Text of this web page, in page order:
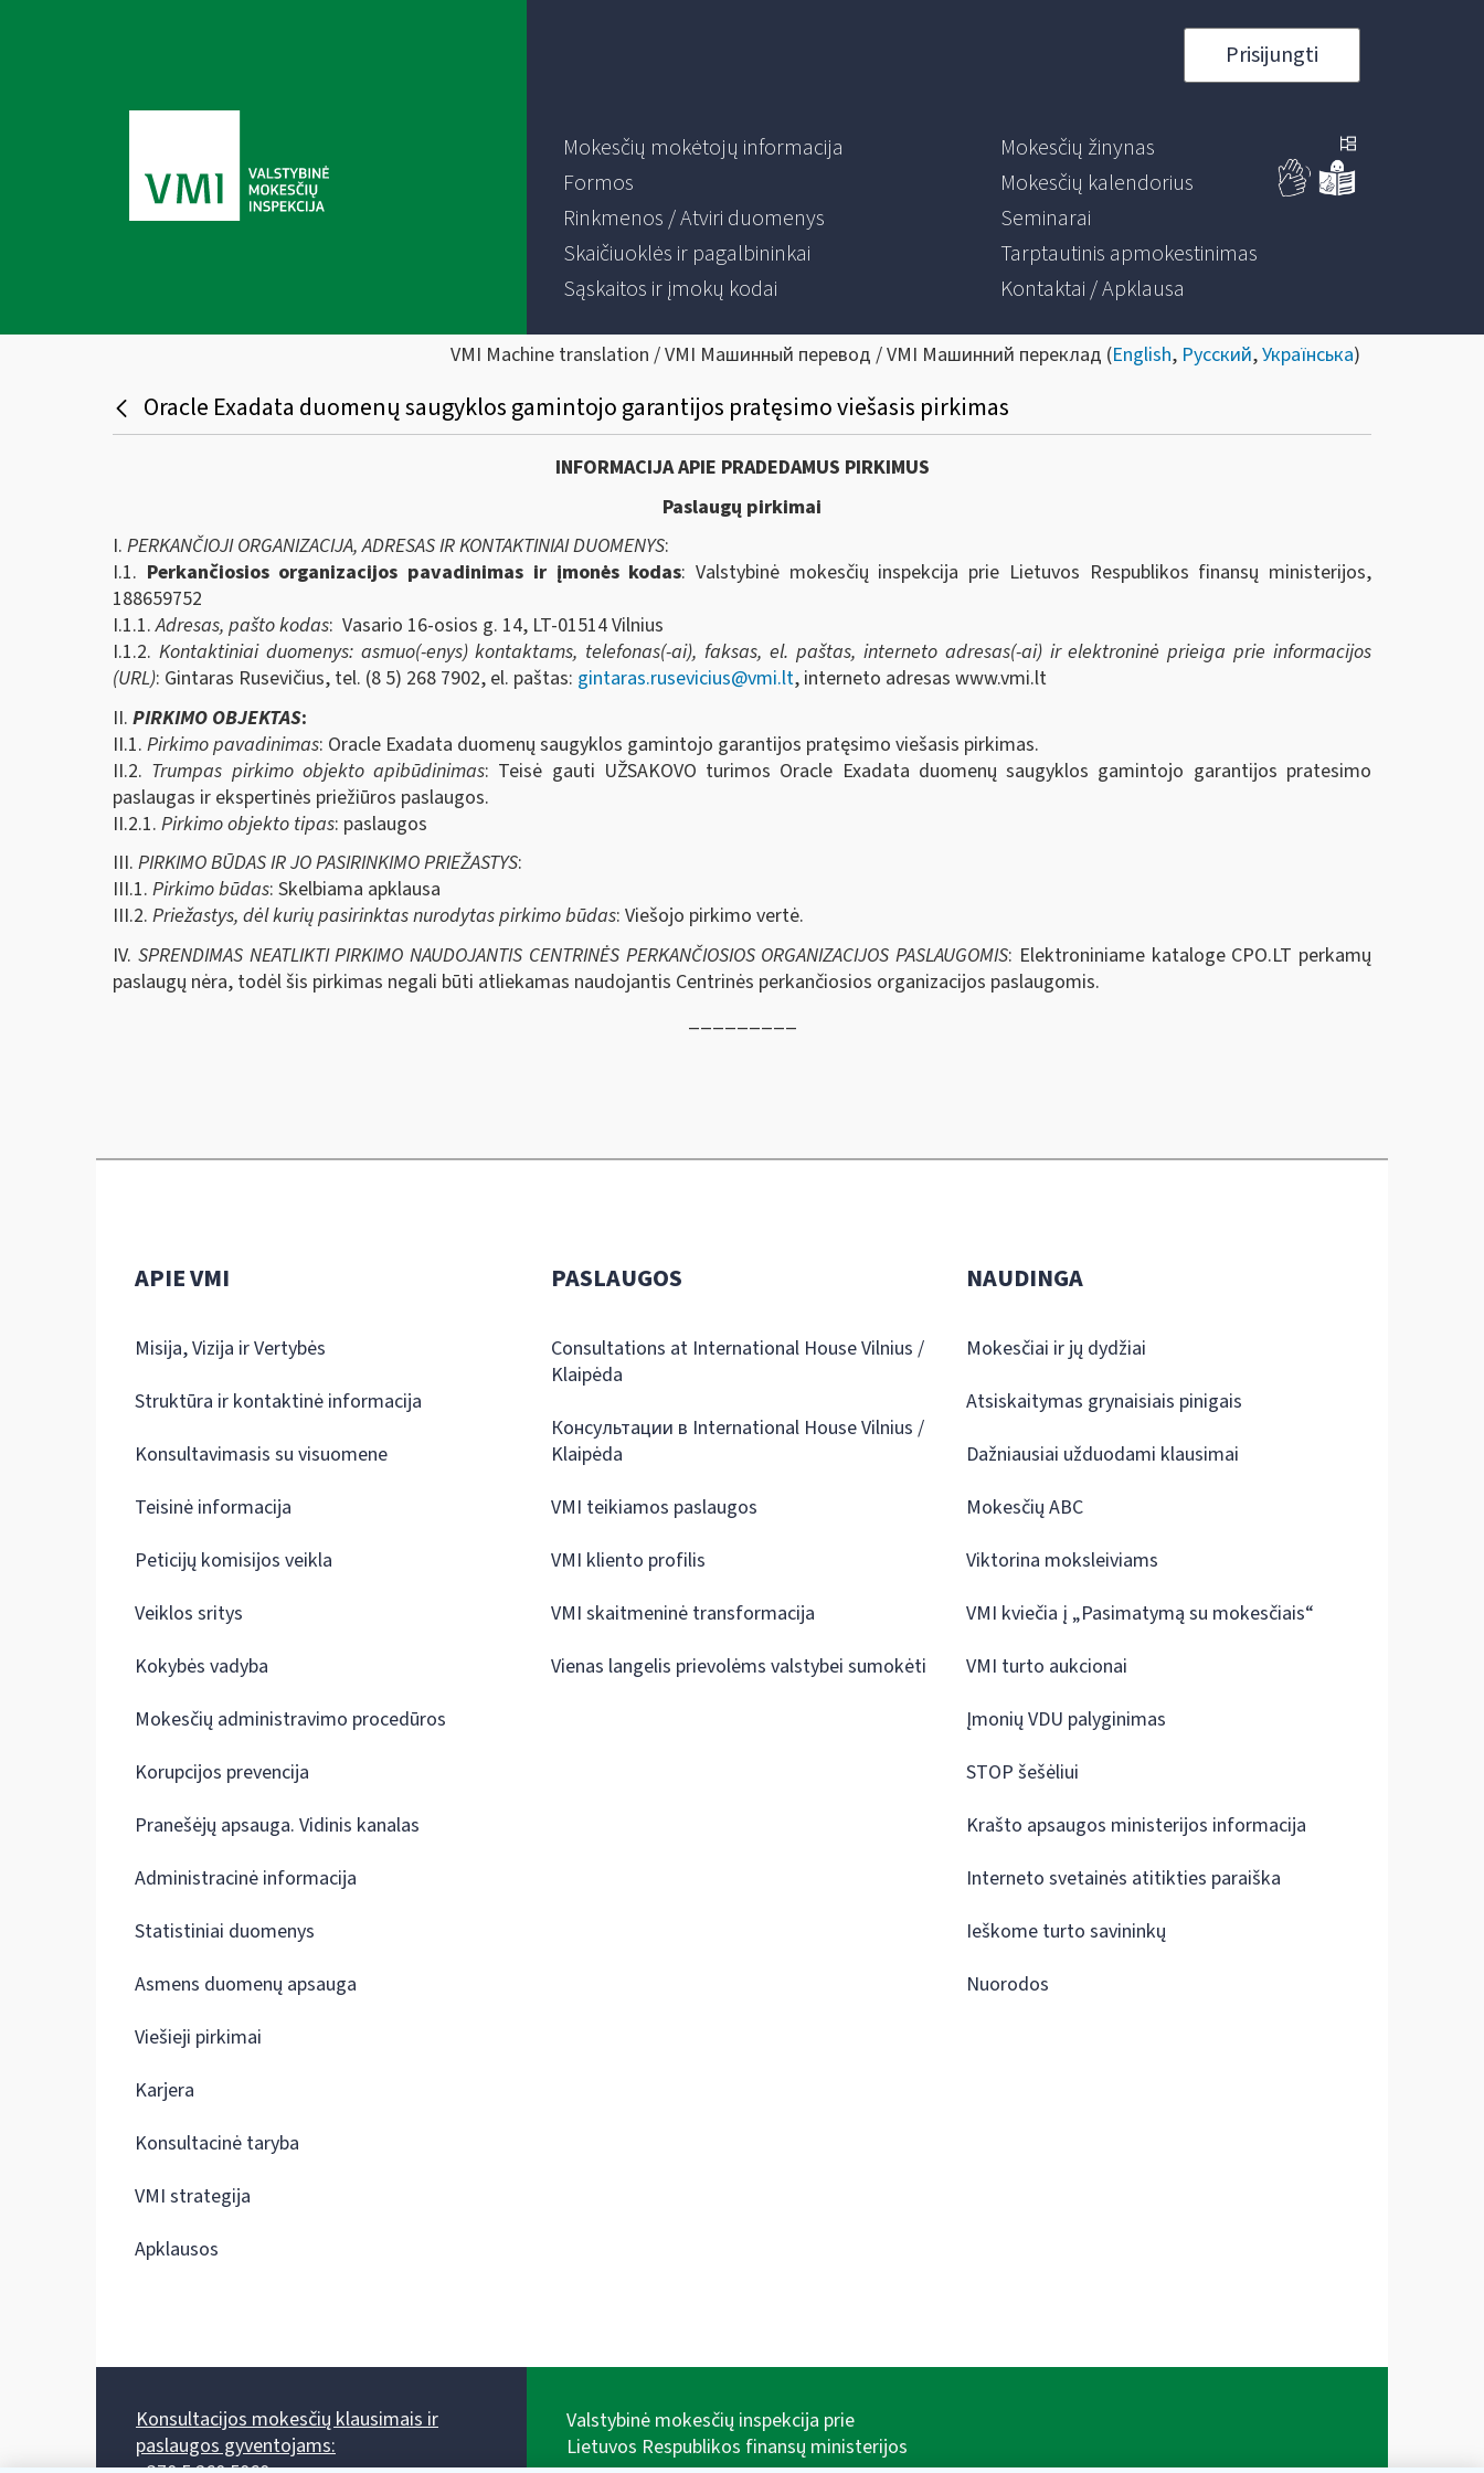
Prisijungti
Mokesčių mokėtojų informacija
Formos
Rinkmenos / Atviri duomenys
Skaičiuoklės ir pagalbininkai
Sąskaitos ir įmokų kodai
Mokesčių žinynas
Mokesčių kalendorius
Seminarai
Tarptautinis apmokestinimas
Kontaktai / Apklausa
VMI Machine translation / VMI Машинный перевод / VMI Машинний переклад (English, Русский,Українська)
Oracle Exadata duomenų saugyklos gamintojo garantijos pratęsimo viešasis pirkimas
INFORMACIJA APIE PRADEDAMUS PIRKIMUS
Paslaugų pirkimai
I. PERKANČIOJI ORGANIZACIJA, ADRESAS IR KONTAKTINIAI DUOMENYS:
I.1. Perkančiosios organizacijos pavadinimas ir įmonės kodas: Valstybinė mokesčių inspekcija prie Lietuvos Respublikos finansų ministerijos,
188659752
I.1.1.Adresas, pašto kodas: Vasario 16-osios g. 14, LT-01514 Vilnius
I.1.2. Kontaktiniai duomenys: asmuo(-enys) kontaktams, telefonas(-ai), faksas, el. paštas, interneto adresas(-ai) ir elektroninė prieiga prie informacijos
(URL): Gintaras Rusevičius, tel. (8 5) 268 7902, el. paštas: gintaras.rusevicius@vmi.lt, interneto adresas www.vmi.lt
II. PIRKIMO OBJEKTAS:
II.1. Pirkimo pavadinimas: Oracle Exadata duomenų saugyklos gamintojo garantijos pratęsimo viešasis pirkimas.
II.2. Trumpas pirkimo objekto apibūdinimas: Teisė gauti UŽSAKOVO turimos Oracle Exadata duomenų saugyklos gamintojo garantijos pratesimo
paslaugas ir ekspertinės priežiūros paslaugos.
II.2.1. Pirkimo objekto tipas: paslaugos
III. PIRKIMO BŪDAS IR JO PASIRINKIMO PRIEŽASTYS:
III.1. Pirkimo būdas: Skelbiama apklausa
III.2. Priežastys, dėl kurių pasirinktas nurodytas pirkimo būdas: Viešojo pirkimo vertė.
IV. SPRENDIMAS NEATLIKTI PIRKIMO NAUDOJANTIS CENTRINĖS PERKANČIOSIOS ORGANIZACIJOS PASLAUGOMIS: Elektroniniame kataloge CPO.LT perkamų
paslaugų nėra, todėl šis pirkimas negali būti atliekamas naudojantis Centrinės perkančiosios organizacijos paslaugomis.
_________
APIE VMI
Misija, Vizija ir Vertybės
Struktūra ir kontaktinė informacija
Konsultavimasis su visuomene
Teisinė informacija
Peticijų komisijos veikla
Veiklos sritys
Kokybės vadyba
Mokesčių administravimo procedūros
Korupcijos prevencija
Pranešėjų apsauga. Vidinis kanalas
Administracinė informacija
Statistiniai duomenys
Asmens duomenų apsauga
Viešieji pirkimai
Karjera
Konsultacinė taryba
VMI strategija
Apklausos
PASLAUGOS
Consultations at International House Vilnius /
Klaipėda
Консультации в International House Vilnius /
Klaipėda
VMI teikiamos paslaugos
VMI kliento profilis
VMI skaitmeninė transformacija
Vienas langelis prievolėms valstybei sumokėti
NAUDINGA
Mokesčiai ir jų dydžiai
Atsiskaitymas grynaisiais pinigais
Dažniausiai užduodami klausimai
Mokesčių ABC
Viktorina moksleiviams
VMI kviečia į „Pasimatymą su mokesčiais“
VMI turto aukcionai
Įmonių VDU palyginimas
STOP šešėliui
Krašto apsaugos ministerijos informacija
Interneto svetainės atitikties paraiška
Ieškome turto savininkų
Nuorodos
Konsultacijos mokesčių klausimais ir
paslaugos gyventojams:
Valstybinė mokesčių inspekcija prie
Lietuvos Respublikos finansų ministerijos